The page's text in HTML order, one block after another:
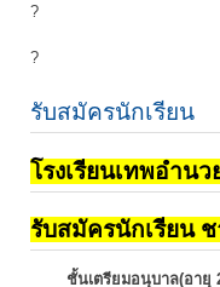
?
?
รับสมัครนักเรียน
โรงเรียนเทพอำน
รับสมัครนักเรียน
ชั้นเตรียมอนุบาล(อายุ